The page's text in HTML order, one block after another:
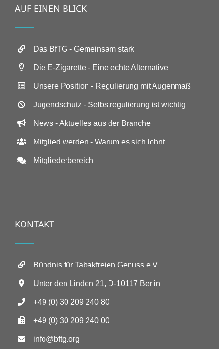
AUF EINEN BLICK
Das BfTG - Gemeinsam stark
Die E-Zigarette - Eine echte Alternative
Unsere Position - Regulierung mit Augenmaß
Jugendschutz - Selbstregulierung ist wichtig
News - Aktuelles aus der Branche
Mitglied werden - Warum es sich lohnt
Mitgliederbereich
KONTAKT
Bündnis für Tabakfreien Genuss e.V.
Unter den Linden 21, D-10117 Berlin
+49 (0) 30 209 240 80
+49 (0) 30 209 240 00
info@bftg.org